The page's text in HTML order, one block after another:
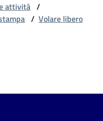
attività /
/ Volare libero